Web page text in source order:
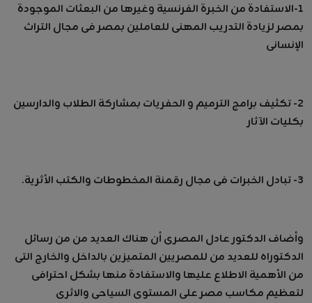
١-الاستفادة من الخبرة الفرنسية وغيرها من البعثات الموجودة
بمصر لزيادة التدريب المهنى للعاملين بمصر فى مجال التراث
الإنسانى
٢- تكثيف برامج الترميم و الحفريات بمشاركة الطلاب والدارسين
بكليات الآثار
٣- تبادل الخبرات فى مجال رقمنة المخطوطات والكتب الأثرية.
وأضاف الدكتور عادل المصرى أن هناك العديد من من رسائل
الدكتوراه للعديد من للمصريين المتميزين بالداخل والخارج التى
من الأهمية الاطلاع عليها والاستفادة منها بشكل احترافى
لتعظيم مكاسب مصر على المستوى السياحى والاثرى